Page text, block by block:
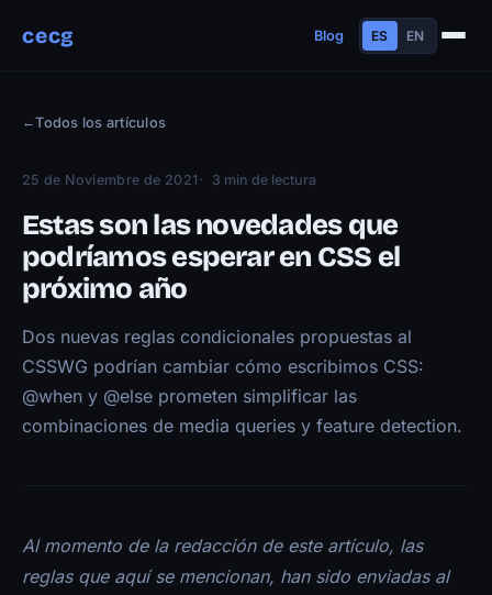
cecg Blog ES EN
Educación
Habilidades
Proyectos
Charlas
Blog
Trayectoria
Now
←Todos los artículos
25 de Noviembre de 2021 3 min de lectura
Estas son las novedades que
podríamos esperar en CSS el
próximo año
Dos nuevas reglas condicionales propuestas al
CSSWG podrían cambiar cómo escribimos CSS:
@when y @else prometen simplificar las
combinaciones de media queries y feature detection.
Al momento de la redacción de este artículo, las
reglas que aquí se mencionan, han sido enviadas al